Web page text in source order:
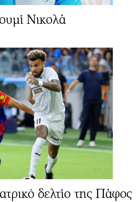
Νικολά
δελτίο της Πάφος